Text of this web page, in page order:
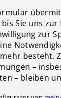
Sie uns zur
zur
besteht.
–
– bleiben